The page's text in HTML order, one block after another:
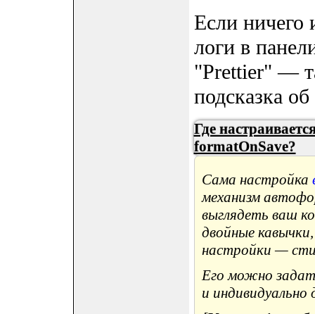
Если ничего
логи в
"Prettier" —
подсказка
Где
formatOnSave?
Сама настройка
механизм
выглядеть ваш
двойные
настройки —
Его можно
и индивидуально